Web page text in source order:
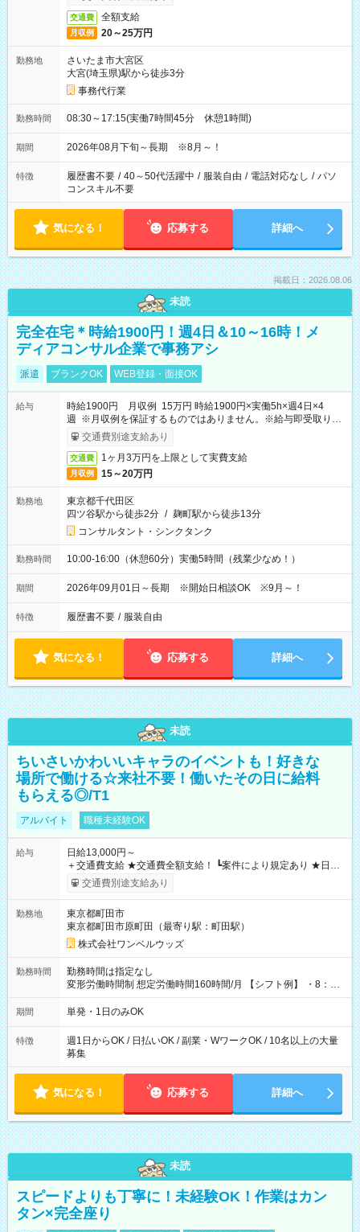
交通費 全額支給
月収例 20～25万円
勤務地
さいたま市大宮区
大宮(埼玉県)駅から徒歩3分
事務代行業
勤務時間 08:30～17:15(実働7時間45分 休憩1時間)
期間 2026年08月下旬～長期 ※8月～！
特徴 履歴書不要 / 40～50代活躍中 / 服装自由 / 電話対応なし / パソ
コンスキル不要
気になる！ 応募する 詳細へ
掲載日：2026.08.06
未読
完全在宅＊時給1900円！週4日＆10～16時！メ
ディアコンサル企業で事務アシ
派遣 ブランクOK WEB登録・面接OK
給与
時給1900円 月収例 15万円 時給1900円×実働5h×週4日×4
週 ※月収例を保証するものではありません。※給与即受取りサ
ービス利用可（利用条件有）
交通費別途支給あり
交通費 1ヶ月3万円を上限として実費支給
月収例 15～20万円
勤務地
東京都千代田区
四ツ谷駅から徒歩2分 / 麹町駅から徒歩13分
コンサルタント・シンクタンク
勤務時間 10:00-16:00（休憩60分）実働5時間（残業少なめ！）
期間 2026年09月01日～長期 ※開始日相談OK ※9月～！
特徴 履歴書不要 / 服装自由
気になる！ 応募する 詳細へ
未読
ちいさいかわいいキャラのイベントも！好きな
場所で働ける☆来社不要！働いたその日に給料
もらえる◎/T1
アルバイト 職種未経験OK
給与
日給13,000円～
＋交通費支給 ★交通費全額支給！ ┗案件により規定あり ★日払
いOK！（規定あり） ┗働いたその日に現金GET♪ お仕事後はコ
ンビニATMから 日払い分を引き落とせます！ 【試用期間】試
交通費別途支給あり
勤務地
東京都町田市
東京都町田市原町田（最寄り駅：町田駅）
株式会社ワンベルウッズ
勤務時間
勤務時間は指定なし
変形労働時間制 想定労働時間160時間/月 【シフト例】 ・8：00
～21：00
期間 単発・1日のみOK
特徴
週1日からOK / 日払いOK / 副業・WワークOK / 10名以上の大量
募集
気になる！ 応募する 詳細へ
未読
スピードよりも丁寧に！未経験OK！作業はカン
タン×完全座り